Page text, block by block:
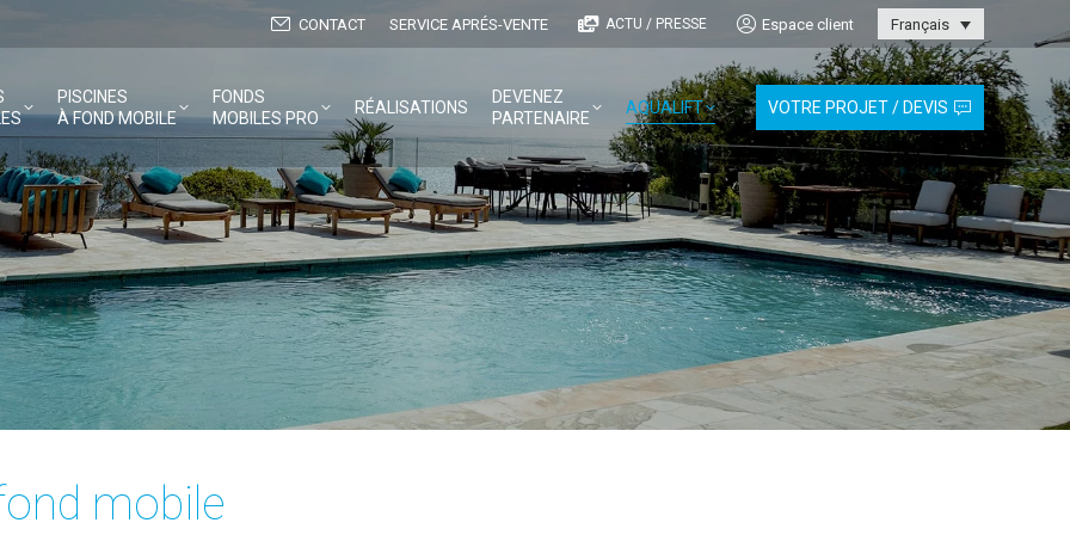
CONTACT SERVICE APRÉS-VENTE ACTU / PRESSE Espace client Français
PISCINES
À FOND MOBILE
FONDS
MOBILES PRO
RÉALISATIONS
DEVENEZ
PARTENAIRE
AQUALIFT VOTRE PROJET / DEVIS
mobile